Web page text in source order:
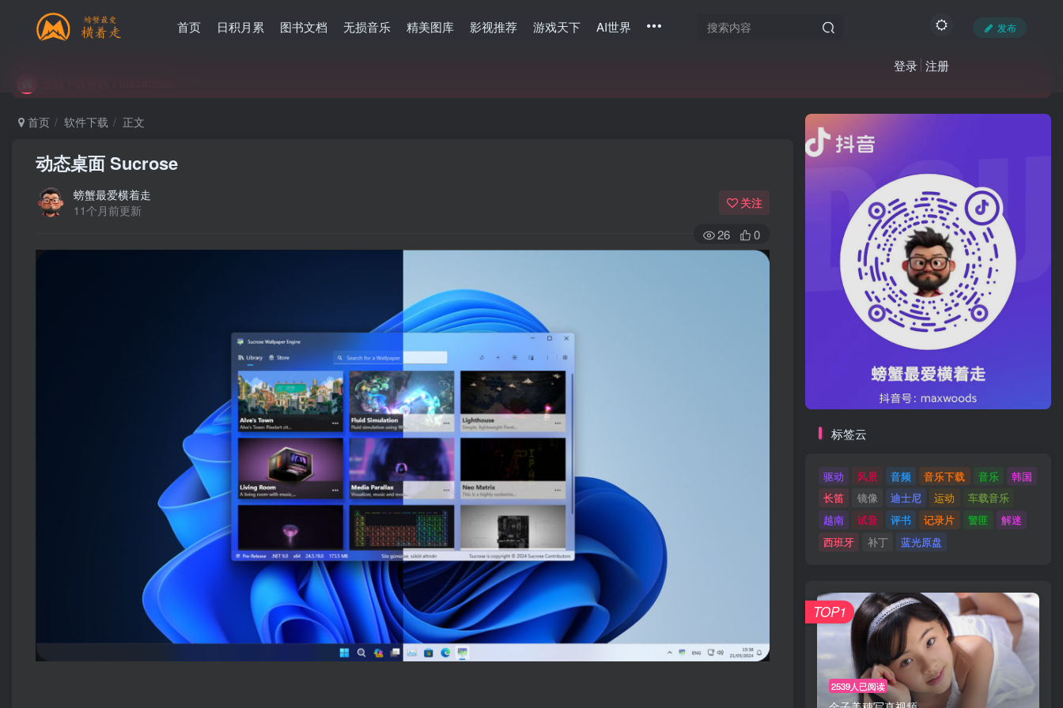
首页 日积月累 图书文档 无损音乐 精美图库 影视推荐 游戏天下 AI世界 发布
登录 注册
全站下载密码：maxwoods
首页 软件下载 正文
动态桌面 Sucrose
螃蟹最爱横着走
11个月前更新
关注
26 0
标签云
驱动 风景 音频 音乐下载 音乐
韩国
长笛
镜像 迪士尼 运动
车载音乐
越南
试音 评书 记录片 警匪
解迷
西班牙
补丁 蓝光原盘
2539人已阅读
TOP1